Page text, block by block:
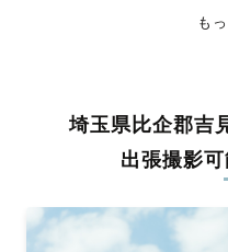
ありのままの空気感を大切
料金は全国どこでも一律。
リジナルの研修と厳正な審
ィを身につけたプロのカメ
験をお届けします。
も
埼玉県比企郡吉
出張撮影